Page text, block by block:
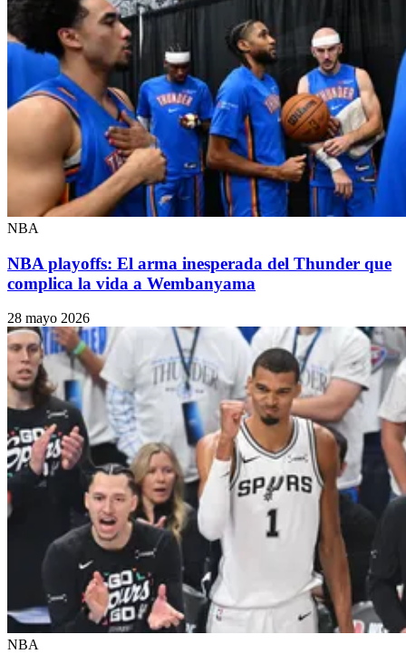
NBA
NBA playoffs: El arma inesperada del Thunder que
complica la vida a Wembanyama
28 mayo 2026
NBA